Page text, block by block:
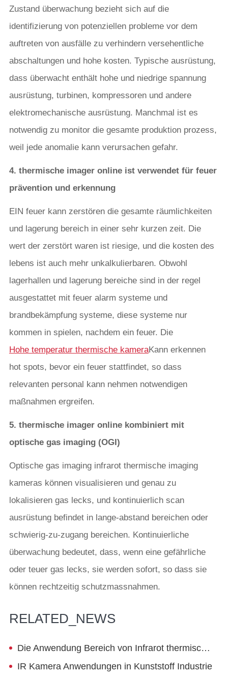
Zustand überwachung bezieht sich auf die
identifizierung von potenziellen probleme vor dem
auftreten von ausfälle zu verhindern versehentliche
abschaltungen und hohe kosten. Typische ausrüstung,
dass überwacht enthält hohe und niedrige spannung
ausrüstung, turbinen, kompressoren und andere
elektromechanische ausrüstung. Manchmal ist es
notwendig zu monitor die gesamte produktion prozess,
weil jede anomalie kann verursachen gefahr.
4. thermische imager online ist verwendet für feuer
prävention und erkennung
EIN feuer kann zerstören die gesamte räumlichkeiten
und lagerung bereich in einer sehr kurzen zeit. Die
wert der zerstört waren ist riesige, und die kosten des
lebens ist auch mehr unkalkulierbaren. Obwohl
lagerhallen und lagerung bereiche sind in der regel
ausgestattet mit feuer alarm systeme und
brandbekämpfung systeme, diese systeme nur
kommen in spielen, nachdem ein feuer. Die
Hohe temperatur thermische kameraKann erkennen
hot spots, bevor ein feuer stattfindet, so dass
relevanten personal kann nehmen notwendigen
maßnahmen ergreifen.
5. thermische imager online kombiniert mit
optische gas imaging (OGI)
Optische gas imaging infrarot thermische imaging
kameras können visualisieren und genau zu
lokalisieren gas lecks, und kontinuierlich scan
ausrüstung befindet in lange-abstand bereichen oder
schwierig-zu-zugang bereichen. Kontinuierliche
überwachung bedeutet, dass, wenn eine gefährliche
oder teuer gas lecks, sie werden sofort, so dass sie
können rechtzeitig schutzmassnahmen.
RELATED_NEWS
Die Anwendung Bereich von Infrarot thermische imager -- Energy Conservation Erkennung Für Gebäude
IR Kamera Anwendungen in Kunststoff Industrie